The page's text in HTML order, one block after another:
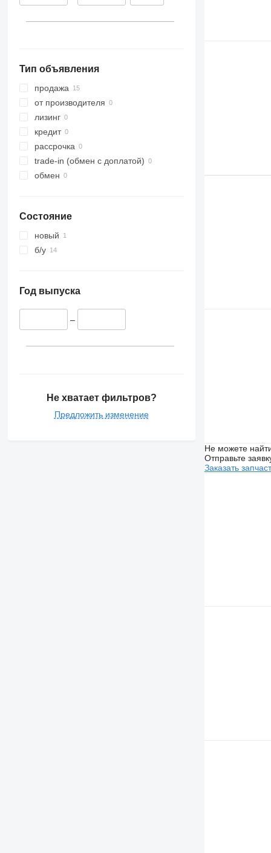
Тип объявления
продажа
от производителя
лизинг
кредит
рассрочка
trade-in (обмен с доплатой)
обмен
Состояние
новый
б/у
Год выпуска
–
Не хватает фильтров?
Предложить изменение
Не можете
Отправьте
Заказать